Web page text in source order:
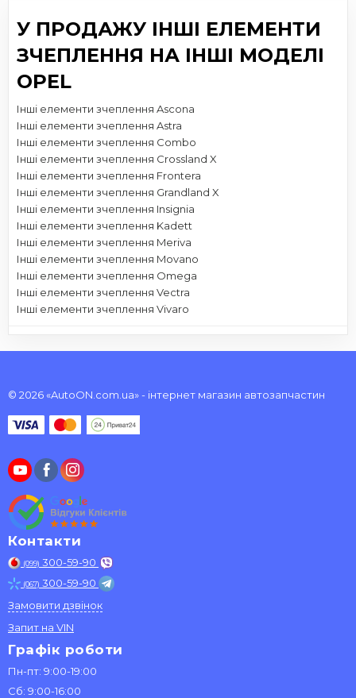
У ПРОДАЖУ ІНШІ ЕЛЕМЕНТИ
ЗЧЕПЛЕННЯ НА ІНШІ МОДЕЛІ
OPEL
Інші елементи зчеплення Ascona
Інші елементи зчеплення Astra
Інші елементи зчеплення Combo
Інші елементи зчеплення Crossland X
Інші елементи зчеплення Frontera
Інші елементи зчеплення Grandland X
Інші елементи зчеплення Insignia
Інші елементи зчеплення Kadett
Інші елементи зчеплення Meriva
Інші елементи зчеплення Movano
Інші елементи зчеплення Omega
Інші елементи зчеплення Vectra
Інші елементи зчеплення Vivaro
© 2026 «AutoON.com.ua» - інтернет магазин автозапчастин
Контакти
(099) 300-59-90
(067) 300-59-90
Замовити дзвінок
Запит на VIN
Графік роботи
Пн-пт: 9:00-19:00
Сб: 9:00-16:00